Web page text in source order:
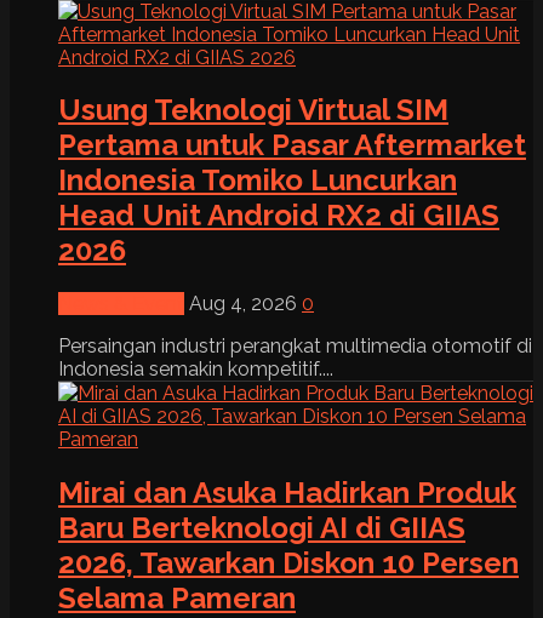
Usung Teknologi Virtual SIM
Pertama untuk Pasar Aftermarket
Indonesia Tomiko Luncurkan
Head Unit Android RX2 di GIIAS
2026
Aug 4, 2026 0
Persaingan industri perangkat multimedia otomotif di
Indonesia semakin kompetitif....
Mirai dan Asuka Hadirkan Produk
Baru Berteknologi AI di GIIAS
2026, Tawarkan Diskon 10 Persen
Selama Pameran